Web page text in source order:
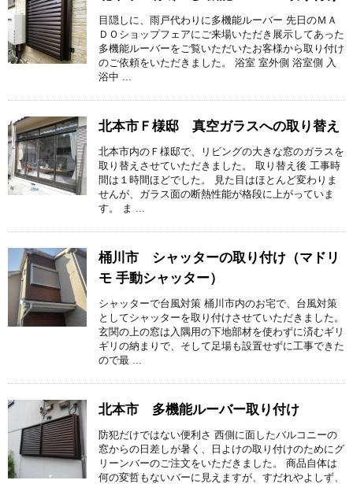
目隠しに、雨戸代わりに多機能ルーバー 先日のＭＡ
ＤＯショップフェアにご来場いただき展示してあった
多機能ルーバーをご覧いただいたお客様から取り付け
のご依頼をいただきました。 浴室 室外側 浴室側 入
浴中 ...
北本市Ｆ様邸 真空ガラスへの取り替え
北本市内のＦ様邸で、リビングの大きな窓のガラスを
取り替えさせていただきました。 取り替え後 工事時
間は１時間ほどでした。 見た目はほとんど変わりま
せんが、ガラス面の断熱性能が格段に上がっていま
す。 ま ...
桶川市 シャッターの取り付け（マドリ
モ 手動シャッター）
シャッターで台風対策 桶川市内のお宅で、台風対策
としてシャッターを取り付けさせていただきました。
玄関の上の窓は入隅用の下地部材を使わずに済むギリ
ギリの納まりで、そして足場も設置せずに工事できた
ので最 ...
北本市 多機能ルーバー取り付け
防犯だけではない便利さ 西側に面したバルコニーの
窓からの日差しが暑く、日よけの取り付けのためにグ
リーンバーのご注文をいただきました。 商品自体は
何の変哲もないバーに見えますが、すだれやよしず、